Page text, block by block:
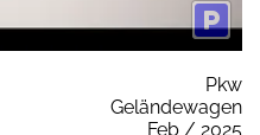
Pkw
Geländewagen
Feb / 2025